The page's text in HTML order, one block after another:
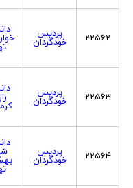
22562 پردیس
خودگردان
22563 پردیس
خودگردان
22564 پردیس
خودگردان